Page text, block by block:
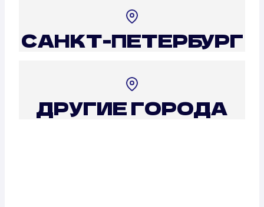
САНКТ-ПЕТЕРБУРГ
ДРУГИЕ ГОРОДА